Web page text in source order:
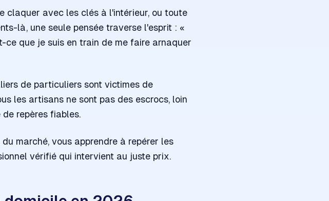
claquer avec les clés à l'intérieur, ou toute
là, une seule pensée traverse l'esprit : «
ce que je suis en train de me faire arnaquer
de particuliers sont victimes de
les artisans ne sont pas des escrocs, loin
repères fiables.
marché, vous apprendre à repérer les
vérifié qui intervient au juste prix.